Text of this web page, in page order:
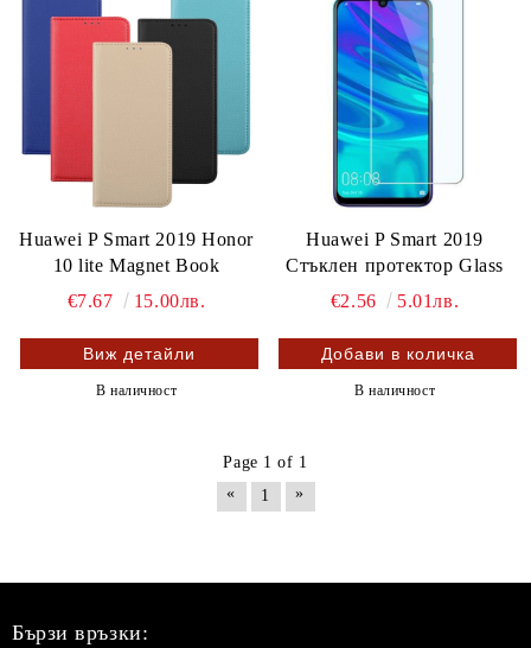
Huawei P Smart 2019 Honor
10 lite Magnet Book
€7.67
15.00лв.
Виж детайли
В наличност
Huawei P Smart 2019
Стъклен протектор Glass
€2.56
5.01лв.
В наличност
Page 1 of 1
«
1 »
Бързи връзки: